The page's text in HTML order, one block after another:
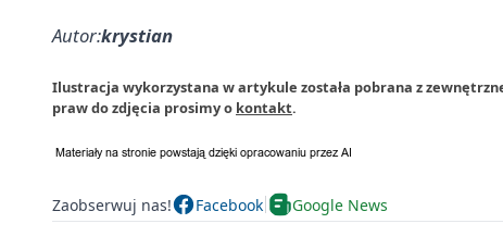
Autor:krystian
Ilustracja wykorzystana w artykule została pobrana z
praw do zdjęcia prosimy o kontakt.
Zaobserwuj nas! Facebook Google News